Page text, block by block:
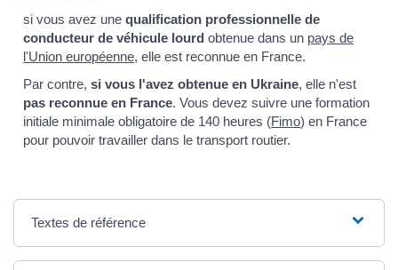
si vous avez unequalification professionnelle de
conducteur de véhicule lourd obtenue dans un pays de
l'Union européenne, elle est reconnue en France.
Par contre,si vous l'avez obtenue en Ukraine, elle n'est
pas reconnue en France. Vous devez suivre une formation
initiale minimale obligatoire de 140 heures (Fimo) en France
pour pouvoir travailler dans le transport routier.
Textes de référence